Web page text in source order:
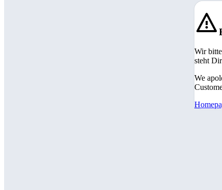
Wir
steht
We